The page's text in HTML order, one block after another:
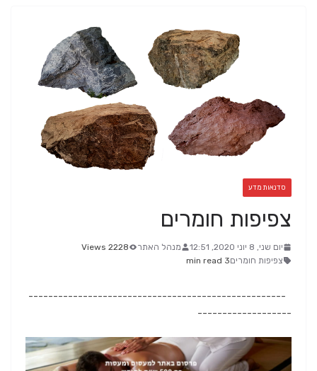
סדנאות מדע
צפיפות חומרים
יום שני, 8 יוני 2020, 12:51 מנהל האתר
2228 Views
צפיפות חומרים3 min read
----------------------------------------------------
-------------------